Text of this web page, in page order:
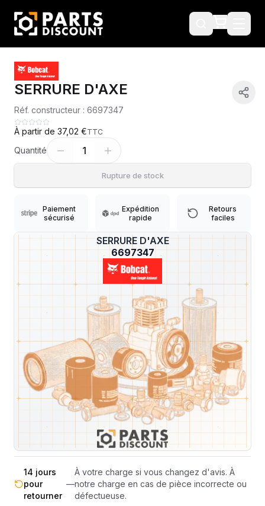
?
SERRURE D'AXE
6697347
SERRURE D'AXE
Réf. constructeur : 6697347
À partir de 37,02 €TTC
Quantité 1
Rupture de stock
Paiement
sécurisé
Expédition
rapide
Retours
faciles
Machines compatibles
Expédition et Retours
sous 48-
72h
—
Sous réserve de disponibilité des stocks.
Livraison estimée 24h/48h par les
transporteurs.
France
métropolitaine
Livraison exclusivement en France
métropolitaine (hors Corse et DOM-
TOM).
totale
Pas de surprise : le coût exact est
calculé selon le poids et le volume de
votre commande avant paiement.
14 jours
pour
retourner
—
À votre charge si vous changez d'avis. À
notre charge en cas de pièce incorrecte ou
défectueuse.